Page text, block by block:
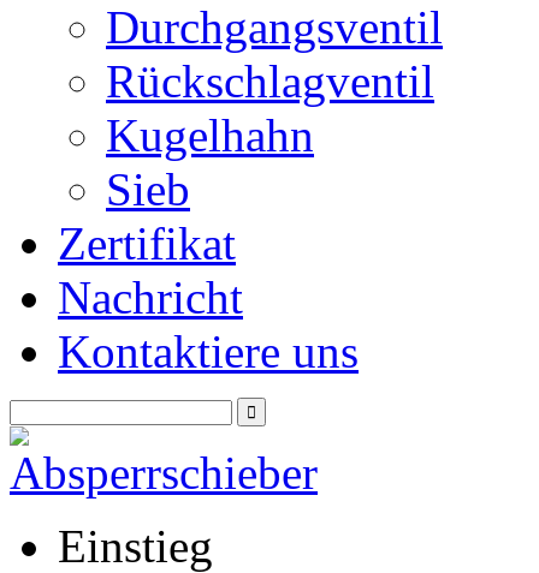
Durchgangsventil
Rückschlagventil
Kugelhahn
Sieb
Zertifikat
Nachricht
Kontaktiere uns
Einstieg